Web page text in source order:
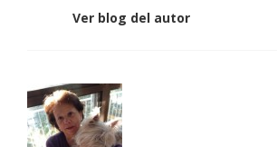
Ver blog del autor